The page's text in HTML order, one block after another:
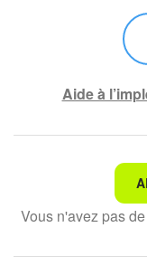
Aide à
Ce n'est pas ce
Texte
Les
Vous n'avez pas